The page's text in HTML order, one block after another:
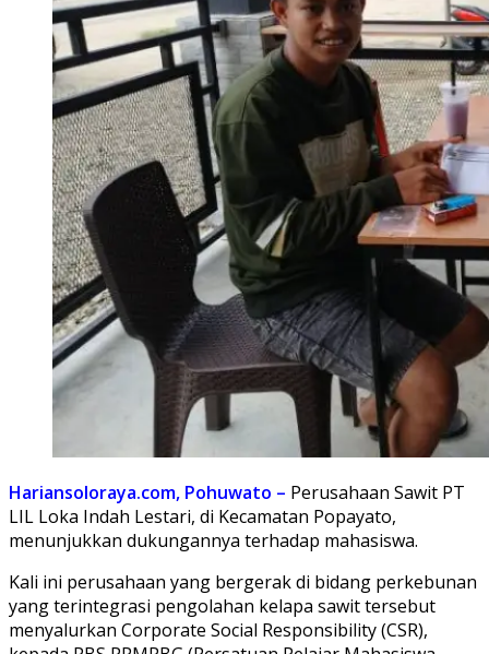
Hariansoloraya.com, Pohuwato – Perusahaan Sawit PT
LIL Loka Indah Lestari, di Kecamatan Popayato,
menunjukkan dukungannya terhadap mahasiswa.
Kali ini perusahaan yang bergerak di bidang perkebunan
yang terintegrasi pengolahan kelapa sawit tersebut
menyalurkan Corporate Social Responsibility (CSR),